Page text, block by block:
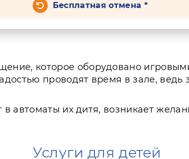
Бесплатная отмена *
которое оборудовано
проводят время в зале,
в автоматы их дитя, возникает
Услуги для детей